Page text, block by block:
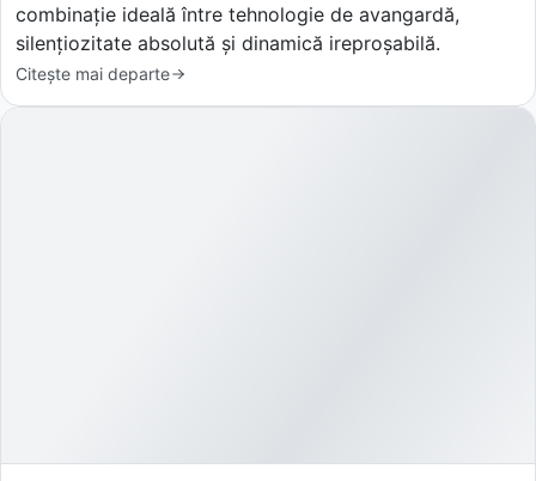
combinație ideală între tehnologie de avangardă,
silențiozitate absolută și dinamică ireproșabilă.
Citește mai departe